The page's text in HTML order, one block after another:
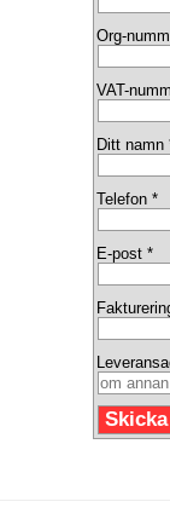
Org-
VAT-
Ditt namn
Telefon *
E-post *